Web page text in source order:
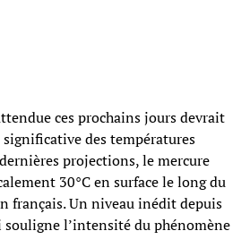
ces prochains jours devrait
des températures
projections, le mercure
30°C en surface le long du
français. Un niveau inédit depuis
souligne l’intensité du phénomène